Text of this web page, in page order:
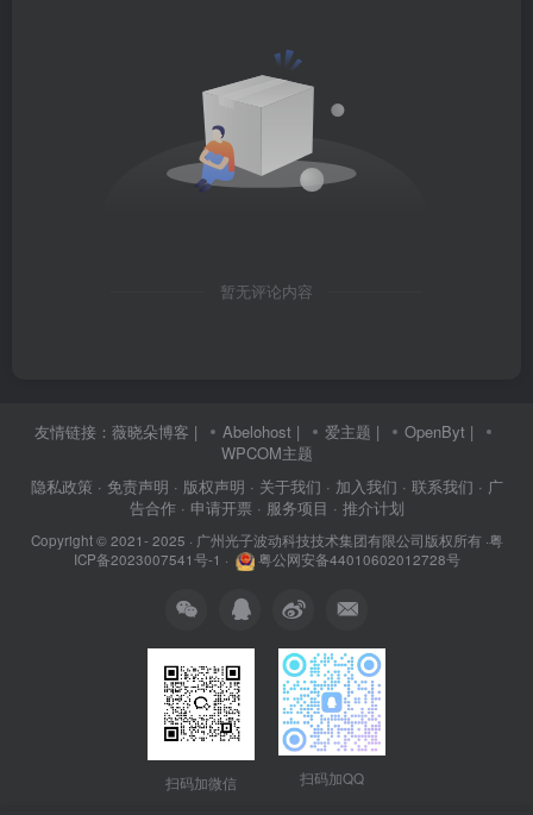
暂无评论内容
友情链接： 薇晓朵博客 | Abelohost | 爱主题 | OpenByt |
WPCOM主题
隐私政策 · 免责声明 · 版权声明 · 关于我们 · 加入我们 · 联系我们 · 广
告合作 · 申请开票 · 服务项目 · 推介计划
Copyright © 2021- 2025 · 广州光子波动科技技术集团有限公司版权所有·粤
ICP备2023007541号-1 · 粤公网安备44010602012728号
扫码加微信 扫码加QQ